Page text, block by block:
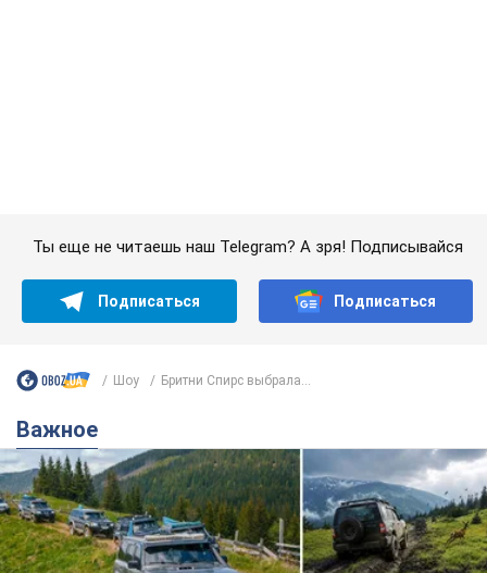
"Джипинг разрушает экосистемы, которые
формировались сотни лет": в Greenpeace
забили тревогу